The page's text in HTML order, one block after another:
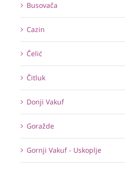
Busovača
Cazin
Čelić
Čitluk
Donji Vakuf
Goražde
Gornji Vakuf - Uskoplje